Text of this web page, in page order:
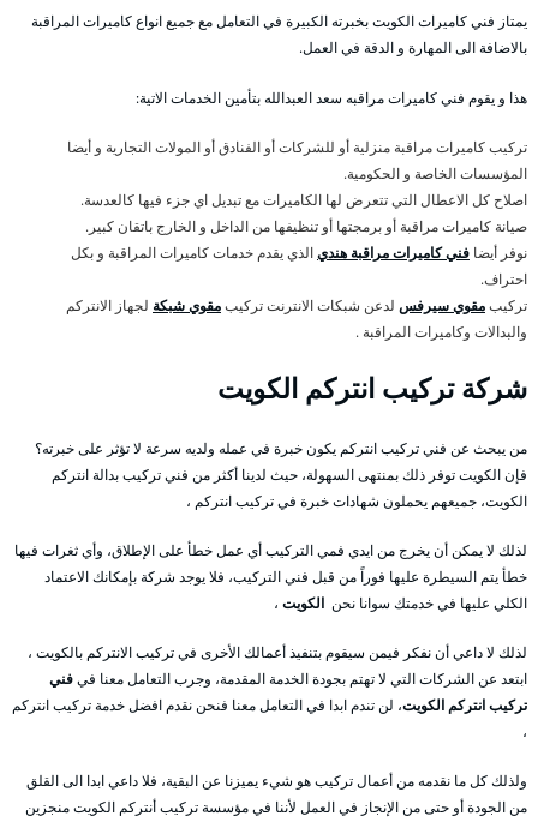
يمتاز فني كاميرات الكويت بخبرته الكبيرة في التعامل مع جميع انواع كاميرات المراقبة
بالاضافة الى المهارة و الدقة في العمل.
هذا و يقوم فني كاميرات مراقبه سعد العبدالله بتأمين الخدمات الاتية:
تركيب كاميرات مراقبة منزلية أو للشركات أو الفنادق أو المولات التجارية و أيضا
المؤسسات الخاصة و الحكومية.
اصلاح كل الاعطال التي تتعرض لها الكاميرات مع تبديل اي جزء فيها كالعدسة.
صيانة كاميرات مراقبة أو برمجتها أو تنظيفها من الداخل و الخارج باتقان كبير.
نوفر أيضا فني كاميرات مراقبة هنديالذي يقدم خدمات كاميرات المراقبة و بكل
احتراف.
تركيبمقوي سيرفس لدعن شبكات الانترنت تركيبمقوي شبكة لجهاز الانتركم
والبدالات وكاميرات المراقبة .
شركة تركيب انتركم الكويت
من يبحث عن فني تركيب انتركم يكون خبرة في عمله ولديه سرعة لا تؤثر على خبرته؟
فإن الكويت توفر ذلك بمنتهى السهولة، حيث لدينا أكثر من فني تركيب بدالة انتركم
الكويت، جميعهم يحملون شهادات خبرة في تركيب انتركم ،
لذلك لا يمكن أن يخرج من ايدي فمي التركيب أي عمل خطأ على الإطلاق، وأي ثغرات فيها
خطأ يتم السيطرة عليها فوراً من قبل فني التركيب، فلا يوجد شركة بإمكانك الاعتماد
الكلي عليها في خدمتك سوانا نحن الكويت ،
لذلك لا داعي أن نفكر فيمن سيقوم بتنفيذ أعمالك الأخرى في تركيب الانتركم بالكويت ،
ابتعد عن الشركات التي لا تهتم بجودة الخدمة المقدمة، وجرب التعامل معنا فيفني
تركيب انتركم الكويت، لن تندم ابدا في التعامل معنا فنحن نقدم افضل خدمة تركيب انتركم
،
ولذلك كل ما نقدمه من أعمال تركيب هو شيء يميزنا عن البقية، فلا داعي ابدا الى القلق
من الجودة أو حتى من الإنجاز في العمل لأننا في مؤسسة تركيب أنتركم الكويت منجزين